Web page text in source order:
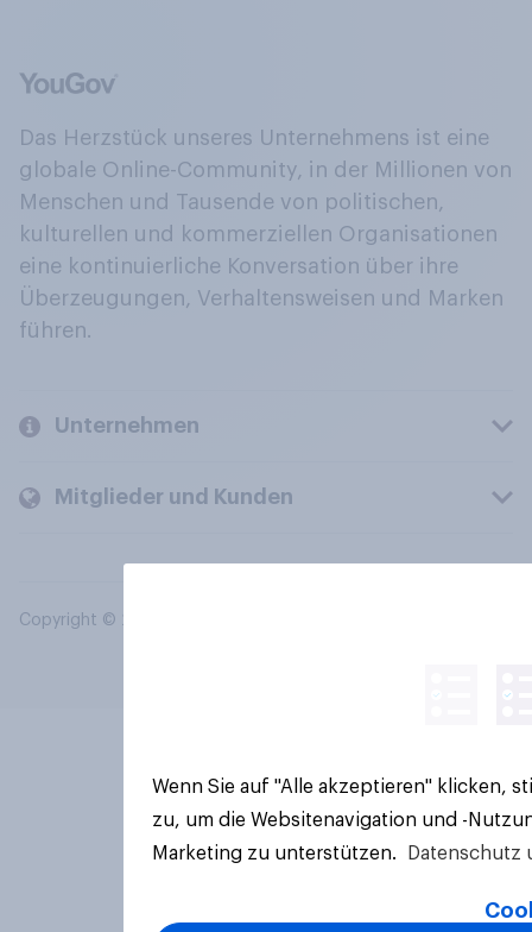
Das Herzstück unseres Unternehmens ist eine
globale Online-Community, in der Millionen von
Menschen und Tausende von politischen,
kulturellen und kommerziellen Organisationen
eine kontinuierliche Konversation über ihre
Überzeugungen, Verhaltensweisen und Marken
führen.
Unternehmen
Mitglieder und Kunden
Copyright © 2026 YouGov PLC. Alle Rechte vorbehalten.
Wenn Sie auf "Alle akzeptieren" klicken,
zu, um die Websitenavigation und -
Marketing zu unterstützen.
Datenschutz